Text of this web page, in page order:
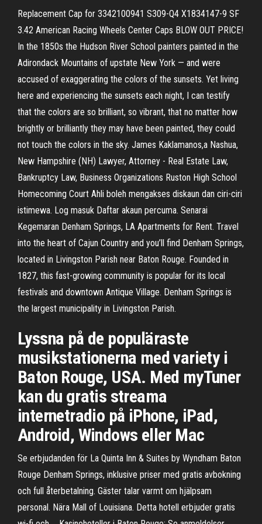
Replacement Cap for 3342100941 S309-Q4 X1834147-9 SF
3.42 American Racing Wheels Center Caps BLOW OUT PRICE!
In the 1850s the Hudson River School painters painted in the
Adirondack Mountains of upstate New York — and were
accused of exaggerating the colors of the sunsets. Yet living
here and experiencing the sunsets each night, I can testify
that the colors are so brilliant, so vibrant, that no matter how
brightly or brilliantly they may have been painted, they could
not touch the colors in the sky. James Kaklamanos,a Nashua,
New Hampshire (NH) Lawyer, Attorney - Real Estate Law,
Bankruptcy Law, Business Organizations Ruston High School
Homecoming Court Ahli boleh mengakses diskaun dan ciri-ciri
istimewa. Log masuk Daftar akaun percuma. Senarai
Kegemaran Denham Springs, LA Apartments for Rent. Travel
into the heart of Cajun Country and you’ll find Denham Springs,
located in Livingston Parish near Baton Rouge. Founded in
1827, this fast-growing community is popular for its local
festivals and downtown Antique Village. Denham Springs is
the largest municipality in Livingston Parish.
Lyssna på de populäraste
musikstationerna med variety i
Baton Rouge, USA. Med myTuner
kan du gratis streama
internetradio på iPhone, iPad,
Android, Windows eller Mac
Se erbjudanden för La Quinta Inn & Suites by Wyndham Baton
Rouge Denham Springs, inklusive priser med gratis avbokning
och full återbetalning. Gäster talar varmt om hjälpsam
personal. Nära Mall of Louisiana. Detta hotell erbjuder gratis